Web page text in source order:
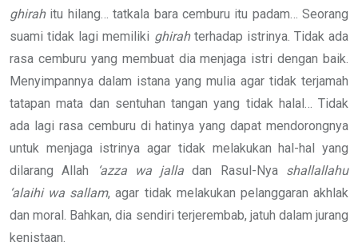
ghirahitu hilang… tatkala bara cemburu itu padam… Seorang
suami tidak lagi memiliki ghirahterhadap istrinya. Tidak ada
rasa cemburu yang membuat dia menjaga istri dengan baik.
Menyimpannya dalam istana yang mulia agar tidak terjamah
tatapan mata dan sentuhan tangan yang tidak halal… Tidak
ada lagi rasa cemburu di hatinya yang dapat mendorongnya
untuk menjaga istrinya agar tidak melakukan hal-hal yang
dilarang Allah
‘azza wa jalla dan Rasul-Nya shallallahu
‘alaihi wa sallam, agar tidak melakukan pelanggaran akhlak
dan moral. Bahkan, dia sendiri terjerembab, jatuh dalam jurang
kenistaan.